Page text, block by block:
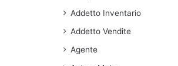
Addetto Inventario
Addetto Vendite
Agente